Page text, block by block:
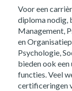
Voor een
diploma nodig,
Management,
en
Psychologie,
bieden ook
functies. Veel
certificeringen